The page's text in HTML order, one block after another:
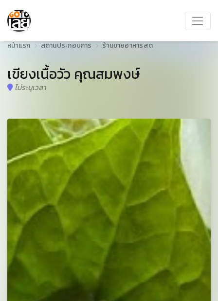
หน้าแรก สถานประกอบการ ร้านขายอาหารสด
เขียงเนื้อวัว คุณสมพงษ์
ไม่ระบุเวลา